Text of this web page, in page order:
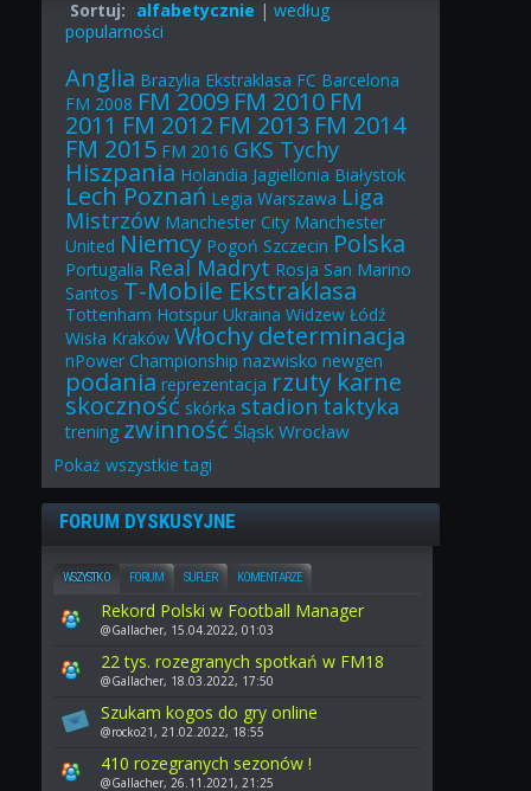
Sortuj: alfabetycznie | według
popularności
Anglia Brazylia Ekstraklasa FC Barcelona
FM 2008 FM 2009 FM 2010 FM
2011 FM 2012 FM 2013 FM 2014
FM 2015 FM 2016 GKS Tychy
Hiszpania Holandia Jagiellonia Białystok
Lech Poznań Legia Warszawa Liga
Mistrzów Manchester City Manchester
United Niemcy Pogoń Szczecin Polska
Portugalia Real Madryt Rosja San Marino
Santos T-Mobile Ekstraklasa
Tottenham Hotspur Ukraina Widzew Łódź
Wisła Kraków Włochy determinacja
nPower Championship nazwisko newgen
podania reprezentacja rzuty karne
skoczność skórka stadiontaktyka
trening zwinność Śląsk Wrocław
Pokaż wszystkie tagi
FORUM DYSKUSYJNE
WSZYSTKO FORUM SUFLER KOMENTARZE
Rekord Polski w Football Manager
@Gallacher, 15.04.2022, 01:03
22 tys. rozegranych spotkań w FM18
@Gallacher, 18.03.2022, 17:50
Szukam kogos do gry online
@rocko21, 21.02.2022, 18:55
410 rozegranych sezonów !
@Gallacher, 26.11.2021, 21:25